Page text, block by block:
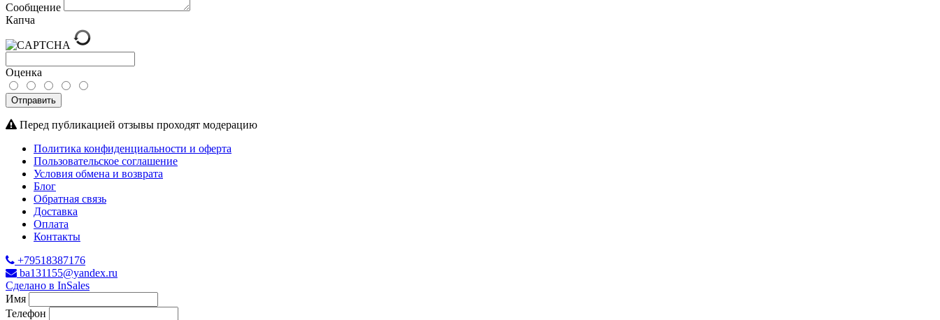
Сообщение
Капча
Оценка
Отправить
Перед публикацией отзывы проходят модерацию
Политика конфиденциальности и оферта
Пользовательское соглашение
Условия обмена и возврата
Блог
Обратная связь
Доставка
Оплата
Контакты
+79518387176
ba131155@yandex.ru
Сделано в InSales
Имя
Телефон